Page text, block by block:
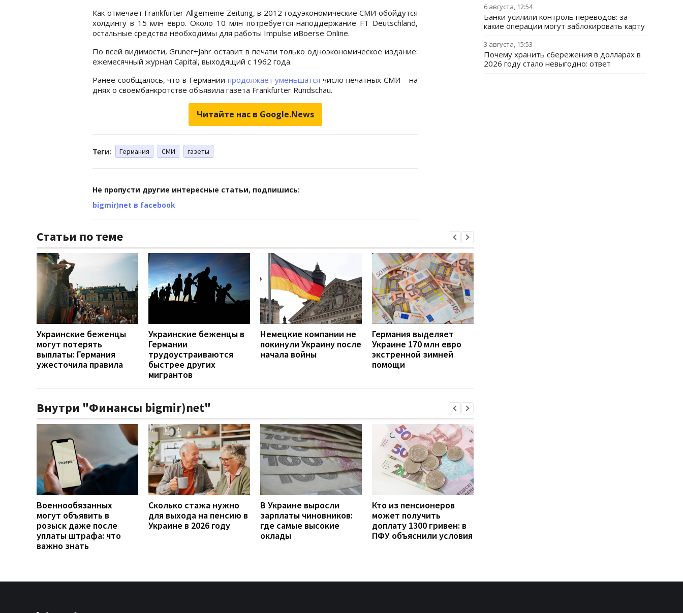
Как отмечает Frankfurter Allgemeine Zeitung, в 2012 годуэкономические СМИ обойдутся
холдингу в 15 млн евро. Около 10 млн потребуется наподдержание FT Deutschland,
остальные средства необходимы для работы Impulse иBoerse Online.
По всей видимости, Gruner+Jahr оставит в печати только одноэкономическое издание:
ежемесячный журнал Capital, выходящий с 1962 года.
Ранее сообщалось, что в Германии продолжает уменьшатся число печатных СМИ – на
днях о своембанкротстве объявила газета Frankfurter Rundschau.
Читайте нас в Google.News
Теги: Германия СМИ газеты
Не пропусти другие интересные статьи, подпишись:
bigmir)net в facebook
Статьи по теме
Украинские беженцы
могут потерять
выплаты: Германия
ужесточила правила
Украинские беженцы в
Германии
трудоустраиваются
быстрее других
мигрантов
Немецкие компании не
покинули Украину после
начала войны
Германия выделяет
Украине 170 млн евро
экстренной зимней
помощи
Внутри "Финансы bigmir)net"
Военнообязанных
могут объявить в
розыск даже после
уплаты штрафа: что
важно знать
Сколько стажа нужно
для выхода на пенсию в
Украине в 2026 году
В Украине выросли
зарплаты чиновников:
где самые высокие
оклады
Кто из пенсионеров
может получить
доплату 1300 гривен: в
ПФУ объяснили условия
6 августа, 12:54
Банки усилили контроль переводов: за
какие операции могут заблокировать карту
3 августа, 15:53
Почему хранить сбережения в долларах в
2026 году стало невыгодно: ответ